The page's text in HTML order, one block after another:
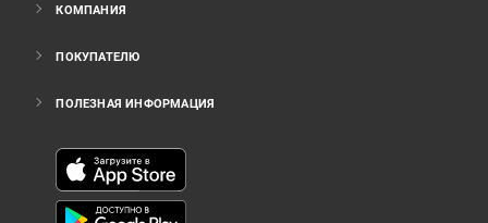
КОМПАНИЯ
ПОКУПАТЕЛЮ
ПОЛЕЗНАЯ ИНФОРМАЦИЯ